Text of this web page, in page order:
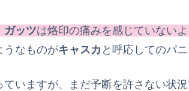
ガッツは烙印の痛みを感じていないよ
うなものがキャスカ と呼応してのパ
いますが、まだ予断を許さない状況